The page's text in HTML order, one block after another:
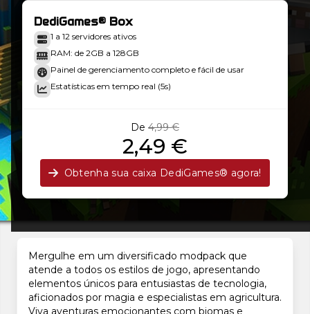
DediGames® Box
1 a 12 servidores ativos
RAM: de 2GB a 128GB
Painel de gerenciamento completo e fácil de usar
Estatísticas em tempo real (5s)
De 4,99 €
2,49 €
Obtenha sua caixa DediGames® agora!
Mergulhe em um diversificado modpack que
atende a todos os estilos de jogo, apresentando
elementos únicos para entusiastas de tecnologia,
aficionados por magia e especialistas em agricultura.
Viva aventuras emocionantes com biomas e